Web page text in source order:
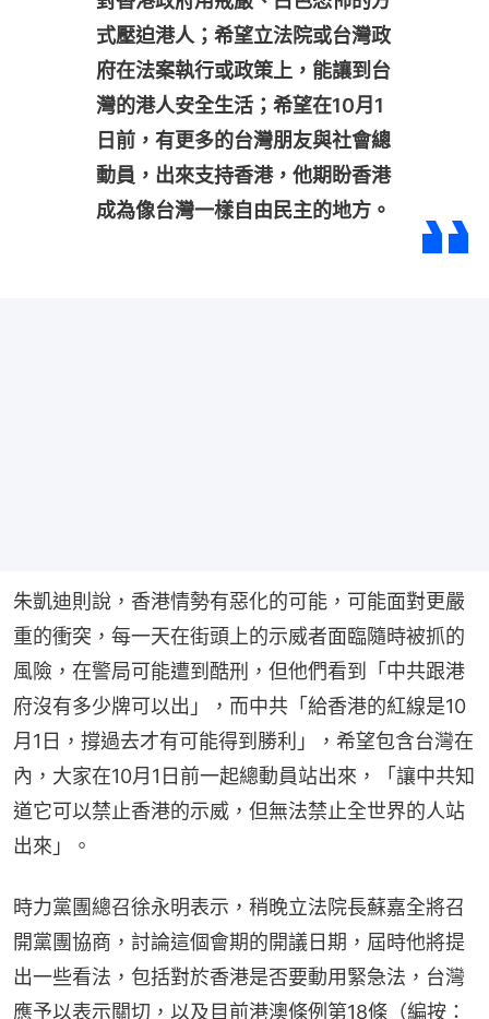
式壓迫港人；希望立法院或台灣政
府在法案執行或政策上，能讓到台
灣的港人安全生活；希望在10月1
日前，有更多的台灣朋友與社會總
動員，出來支持香港，他期盼香港
成為像台灣一樣自由民主的地方。
朱凱迪則說，香港情勢有惡化的可能，可能面對更嚴
重的衝突，每一天在街頭上的示威者面臨隨時被抓的
風險，在警局可能遭到酷刑，但他們看到「中共跟港
府沒有多少牌可以出」，而中共「給香港的紅線是10
月1日，撐過去才有可能得到勝利」，希望包含台灣在
內，大家在10月1日前一起總動員站出來，「讓中共知
道它可以禁止香港的示威，但無法禁止全世界的人站
出來」。
時力黨團總召徐永明表示，稍晚立法院長蘇嘉全將召
開黨團協商，討論這個會期的開議日期，屆時他將提
出一些看法，包括對於香港是否要動用緊急法，台灣
應予以表示關切，以及目前港澳條例第18條（編按：